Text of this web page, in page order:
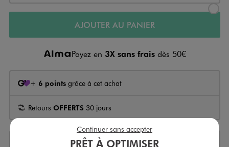
AJOUTER AU PANIER
Payez en 3X sans frais dès 50€
+ 6 points grâce à cet achat
Retours OFFERTS 30 jours
PRÊT À OPTIMISER
Continuer sans accepter